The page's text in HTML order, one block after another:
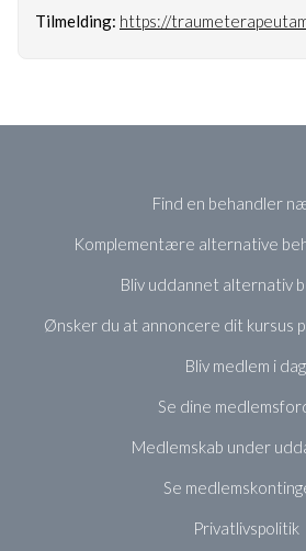
Tilmelding: https://
Find en behandler
Komplementære alternative
Bliv uddannet alternativ
Ønsker du at annoncere dit kursus
Bliv medlem i dag
Se dine
Medlemskab under
Se
Privatlivspolitik